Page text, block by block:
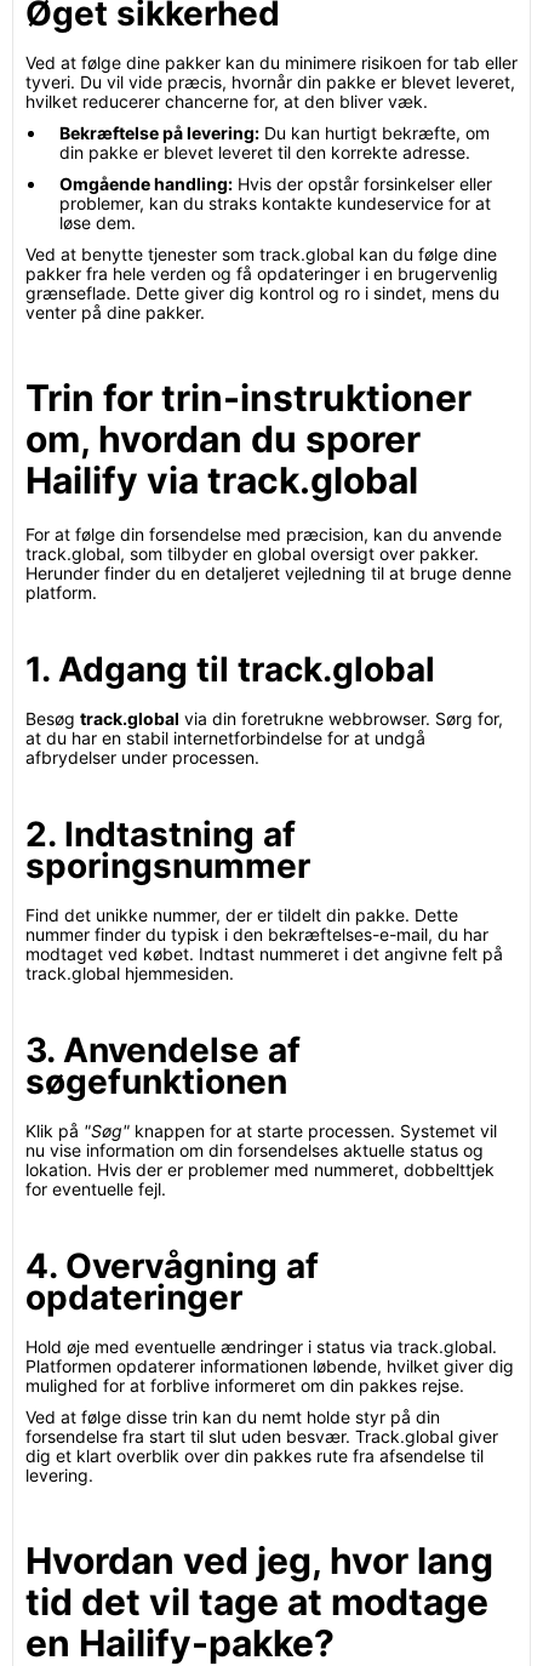
Øget sikkerhed
Ved at følge dine pakker kan du minimere risikoen for tab eller
tyveri. Du vil vide præcis, hvornår din pakke er blevet leveret,
hvilket reducerer chancerne for, at den bliver væk.
Bekræftelse på levering: Du kan hurtigt bekræfte, om
din pakke er blevet leveret til den korrekte adresse.
Omgående handling: Hvis der opstår forsinkelser eller
problemer, kan du straks kontakte kundeservice for at
løse dem.
Ved at benytte tjenester som track.global kan du følge dine
pakker fra hele verden og få opdateringer i en brugervenlig
grænseflade. Dette giver dig kontrol og ro i sindet, mens du
venter på dine pakker.
Trin for trin-instruktioner
om, hvordan du sporer
Hailify via track.global
For at følge din forsendelse med præcision, kan du anvende
track.global, som tilbyder en global oversigt over pakker.
Herunder finder du en detaljeret vejledning til at bruge denne
platform.
1. Adgang til track.global
Besøg track.global via din foretrukne webbrowser. Sørg for,
at du har en stabil internetforbindelse for at undgå
afbrydelser under processen.
2. Indtastning af
sporingsnummer
Find det unikke nummer, der er tildelt din pakke. Dette
nummer finder du typisk i den bekræftelses-e-mail, du har
modtaget ved købet. Indtast nummeret i det angivne felt på
track.global hjemmesiden.
3. Anvendelse af
søgefunktionen
Klik på "Søg" knappen for at starte processen. Systemet vil
nu vise information om din forsendelses aktuelle status og
lokation. Hvis der er problemer med nummeret, dobbelttjek
for eventuelle fejl.
4. Overvågning af
opdateringer
Hold øje med eventuelle ændringer i status via track.global.
Platformen opdaterer informationen løbende, hvilket giver dig
mulighed for at forblive informeret om din pakkes rejse.
Ved at følge disse trin kan du nemt holde styr på din
forsendelse fra start til slut uden besvær. Track.global giver
dig et klart overblik over din pakkes rute fra afsendelse til
levering.
Hvordan ved jeg, hvor lang
tid det vil tage at modtage
en Hailify-pakke?